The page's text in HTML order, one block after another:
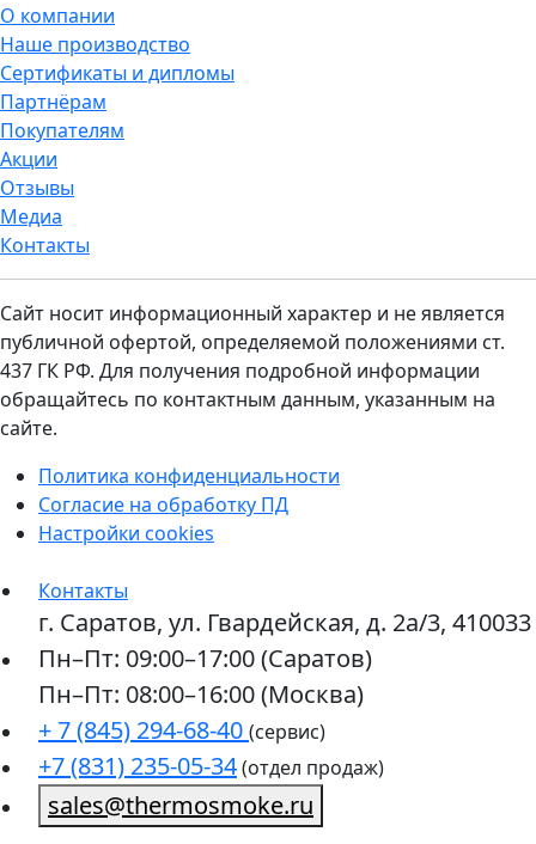
О компании
Наше производство
Сертификаты и дипломы
Партнёрам
Покупателям
Акции
Отзывы
Медиа
Контакты
Сайт носит информационный характер и не является
публичной офертой, определяемой положениями ст.
437 ГК РФ. Для получения подробной информации
обращайтесь по контактным данным, указанным на
сайте.
Политика конфиденциальности
Согласие на обработку ПД
Настройки cookies
Контакты
г. Саратов, ул. Гвардейская, д. 2а/3, 410033
Пн–Пт: 09:00–17:00 (Саратов)
Пн–Пт: 08:00–16:00 (Москва)
+ 7 (845) 294-68-40 (сервис)
+7 (831) 235-05-34(отдел продаж)
sales@thermosmoke.ru